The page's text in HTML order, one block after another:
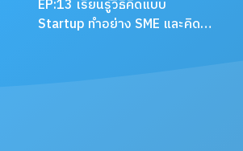
EP:13 เรียนรู้วิธีคิดแบบ
Startup ทำอย่าง SME และคิดมี